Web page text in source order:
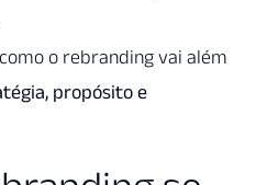
o rebranding vai além
propósito e